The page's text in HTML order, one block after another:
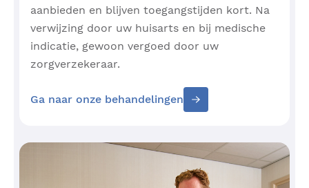
aanbieden en blijven toegangstijden kort. Na
verwijzing door uw huisarts en bij medische
indicatie, gewoon vergoed door uw
zorgverzekeraar.
Ga naar onze behandelingen